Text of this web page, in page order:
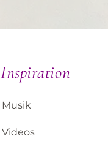
Inspiration
Musik
Videos